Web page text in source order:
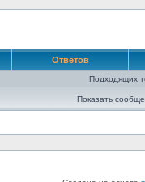
Ответов
Подходящих
Показать